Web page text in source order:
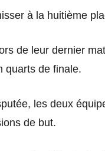
à la huitième
de leur dernier
quarts de finale.
les deux
de but.